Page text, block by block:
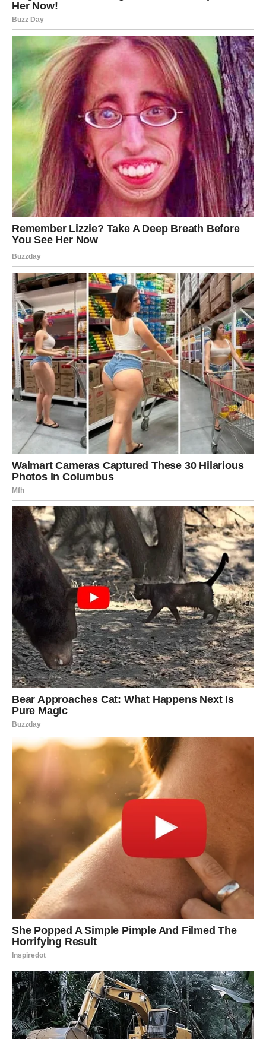
MIJENJA SVE
Zvijezde pokazuju da bi jedan razgovor, poruka ili
neočekivan susret mogao imati veliki uticaj na vaš
ljubavni život.
Mnogi Bikovi neće moći vjerovati koliko brzo bi se
emocije mogle pokrenuti.
Sudbina vam sada donosi priliku da konačno osjetite
ljubav kakvu ste dugo čekali.
PRESTANITE SUMNJATI U SEBE
I SVOJE SRCE
Previše ste puta bili povrijeđeni.
Previše ste puta morali glumiti da vam nije stalo čak i
onda kada ste osjećali mnogo više nego što ste
pokazivali.
Ali sada dolazi period tokom kojeg ćete konačno shvatiti
da prava ljubav zaista postoji.
DOLAZI ONO ŠTO STE
ZASLUŽILI
Sve kroz šta ste prošli nije bilo uzalud.
Svaka suza, svako razočaranje i svaki trenutak samoće
pripremali su vas za ono što sada dolazi.
A ono što dolazi moglo bi vam donijeti mnogo više sreće
nego što trenutno možete zamisliti.
Zvijezde vam konačno pokreću stvari u ljubavi i donose
emocije koje bi vam mogle promijeniti život.
Zato otvorite srce.
Jer sudbina vam uskoro donosi ono što ste zaslužili, a
čekali ste predugo.